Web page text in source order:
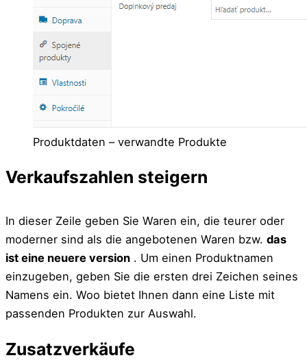
Produktdaten – verwandte Produkte
Verkaufszahlen steigern
In dieser Zeile geben Sie Waren ein, die teurer oder
moderner sind als die angebotenen Waren bzw. das
ist eine neuere version . Um einen Produktnamen
einzugeben, geben Sie die ersten drei Zeichen seines
Namens ein. Woo bietet Ihnen dann eine Liste mit
passenden Produkten zur Auswahl.
Zusatzverkäufe